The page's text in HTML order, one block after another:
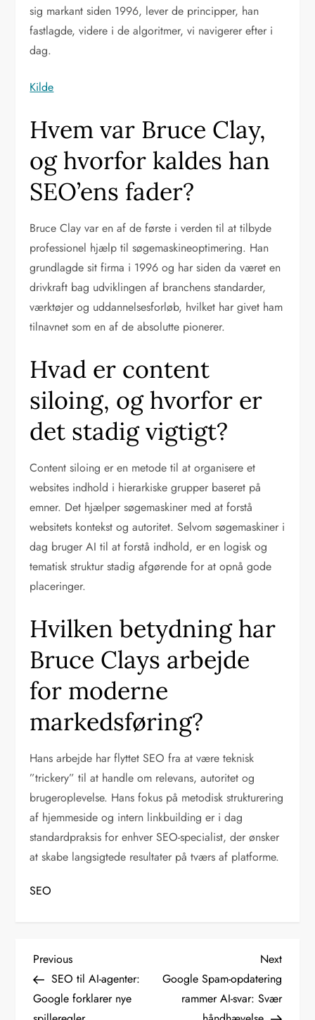
sig markant siden 1996, lever de principper, han
fastlagde, videre i de algoritmer, vi navigerer efter i
dag.
Kilde
Hvem var Bruce Clay,
og hvorfor kaldes han
SEO’ens fader?
Bruce Clay var en af de første i verden til at tilbyde
professionel hjælp til søgemaskineoptimering. Han
grundlagde sit firma i 1996 og har siden da været en
drivkraft bag udviklingen af branchens standarder,
værktøjer og uddannelsesforløb, hvilket har givet ham
tilnavnet som en af de absolutte pionerer.
Hvad er content
siloing, og hvorfor er
det stadig vigtigt?
Content siloing er en metode til at organisere et
websites indhold i hierarkiske grupper baseret på
emner. Det hjælper søgemaskiner med at forstå
websitets kontekst og autoritet. Selvom søgemaskiner i
dag bruger AI til at forstå indhold, er en logisk og
tematisk struktur stadig afgørende for at opnå gode
placeringer.
Hvilken betydning har
Bruce Clays arbejde
for moderne
markedsføring?
Hans arbejde har flyttet SEO fra at være teknisk
”trickery” til at handle om relevans, autoritet og
brugeroplevelse. Hans fokus på metodisk strukturering
af hjemmeside og intern linkbuilding er i dag
standardpraksis for enhver SEO-specialist, der ønsker
at skabe langsigtede resultater på tværs af platforme.
SEO
I
n
Previous
Post
Previous
SEO til AI-agenter:
Google forklarer nye
Next
Post
Next
Google Spam-opdatering
rammer AI-svar: Svær